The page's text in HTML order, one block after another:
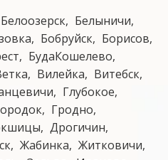
Белоозерск
Белыничи
Бобруйск
Борисов
БудаКошелево
Вилейка
Витебск
Глубокое
Гродно
Дрогичин
Жабинка
Житковичи